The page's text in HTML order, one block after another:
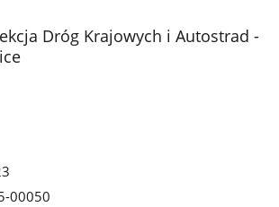
galerii.
Dróg Krajowych i Autostrad -
00050